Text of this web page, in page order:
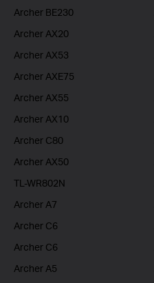
Archer BE230
Archer AX20
Archer AX53
Archer AXE75
Archer AX55
Archer AX10
Archer C80
Archer AX50
TL-WR802N
Archer A7
Archer C6
Archer C6
Archer A5